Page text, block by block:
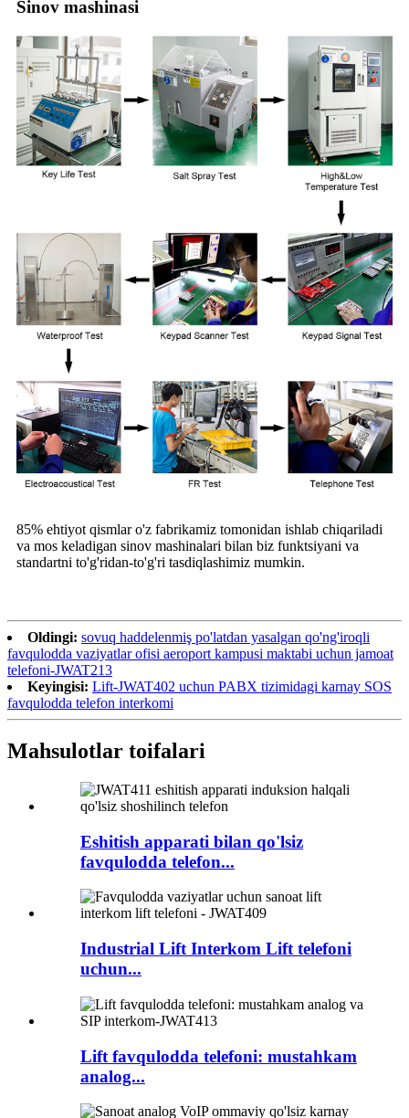
Sinov mashinasi
85% ehtiyot qismlar o'z fabrikamiz tomonidan ishlab chiqariladi
va mos keladigan sinov mashinalari bilan biz funktsiyani va
standartni to'g'ridan-to'g'ri tasdiqlashimiz mumkin.
Oldingi: sovuq haddelenmiş po'latdan yasalgan qo'ng'iroqli
favqulodda vaziyatlar ofisi aeroport kampusi maktabi uchun jamoat
telefoni-JWAT213
Keyingisi: Lift-JWAT402 uchun PABX tizimidagi karnay SOS
favqulodda telefon interkomi
Mahsulotlar toifalari
Eshitish apparati bilan qo'lsiz
favqulodda telefon...
Industrial Lift Interkom Lift telefoni
uchun...
Lift favqulodda telefoni: mustahkam
analog...